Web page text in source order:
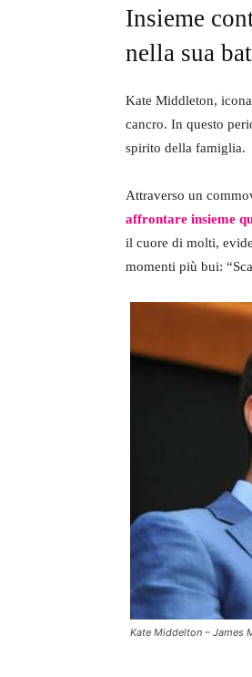
Insieme
nella sua
Kate Middleton,
cancro. In questo
spirito della famiglia.
Attraverso un
affrontare insieme
il cuore di molti,
momenti più bui:
Kate Middelton – James